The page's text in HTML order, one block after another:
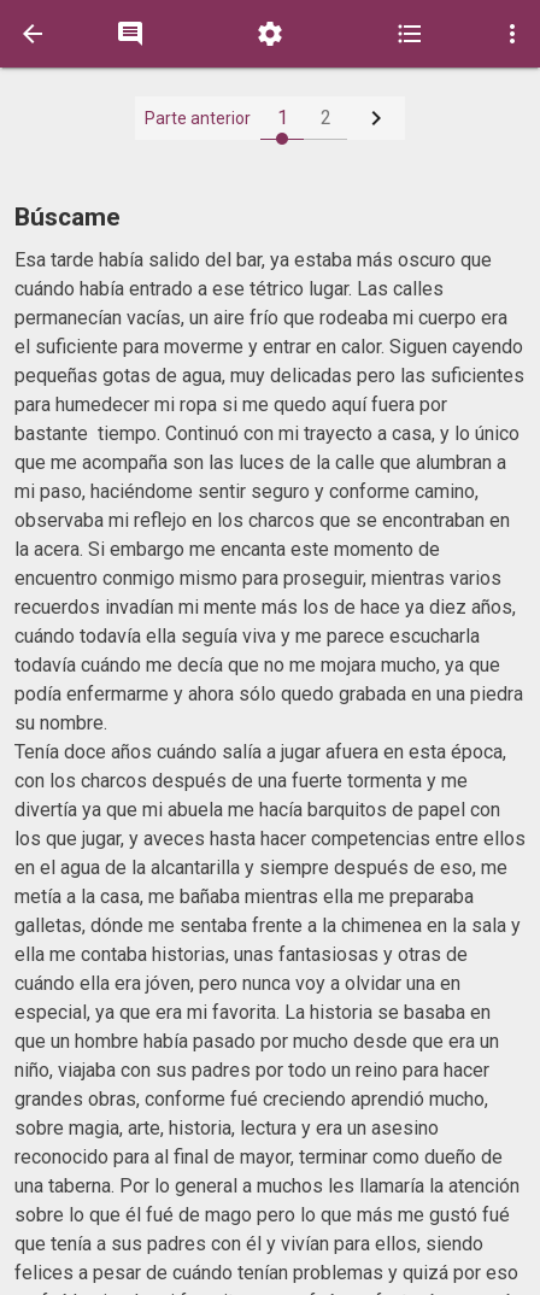
    
Parte anterior 1 2 
Búscame
Esa tarde había salido del bar, ya estaba más oscuro que
cuándo había entrado a ese tétrico lugar. Las calles
permanecían vacías, un aire frío que rodeaba mi cuerpo era
el suficiente para moverme y entrar en calor. Siguen cayendo
pequeñas gotas de agua, muy delicadas pero las suficientes
para humedecer mi ropa si me quedo aquí fuera por
bastante tiempo. Continuó con mi trayecto a casa, y lo único
que me acompaña son las luces de la calle que alumbran a
mi paso, haciéndome sentir seguro y conforme camino,
observaba mi reflejo en los charcos que se encontraban en
la acera. Si embargo me encanta este momento de
encuentro conmigo mismo para proseguir, mientras varios
recuerdos invadían mi mente más los de hace ya diez años,
cuándo todavía ella seguía viva y me parece escucharla
todavía cuándo me decía que no me mojara mucho, ya que
podía enfermarme y ahora sólo quedo grabada en una piedra
su nombre.
Tenía doce años cuándo salía a jugar afuera en esta época,
con los charcos después de una fuerte tormenta y me
divertía ya que mi abuela me hacía barquitos de papel con
los que jugar, y aveces hasta hacer competencias entre ellos
en el agua de la alcantarilla y siempre después de eso, me
metía a la casa, me bañaba mientras ella me preparaba
galletas, dónde me sentaba frente a la chimenea en la sala y
ella me contaba historias, unas fantasiosas y otras de
cuándo ella era jóven, pero nunca voy a olvidar una en
especial, ya que era mi favorita. La historia se basaba en
que un hombre había pasado por mucho desde que era un
niño, viajaba con sus padres por todo un reino para hacer
grandes obras, conforme fué creciendo aprendió mucho,
sobre magia, arte, historia, lectura y era un asesino
reconocido para al final de mayor, terminar como dueño de
una taberna. Por lo general a muchos les llamaría la atención
sobre lo que él fué de mago pero lo que más me gustó fué
que tenía a sus padres con él y vivían para ellos, siendo
felices a pesar de cuándo tenían problemas y quizá por eso